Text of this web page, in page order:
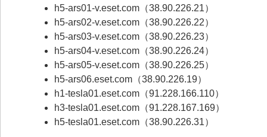
h5-ars01-v.eset.com（38.90.226.21）
h5-ars02-v.eset.com（38.90.226.22）
h5-ars03-v.eset.com（38.90.226.23）
h5-ars04-v.eset.com（38.90.226.24）
h5-ars05-v.eset.com（38.90.226.25）
h5-ars06.eset.com（38.90.226.19）
h1-tesla01.eset.com（91.228.166.110）
h3-tesla01.eset.com（91.228.167.169）
h5-tesla01.eset.com（38.90.226.31）